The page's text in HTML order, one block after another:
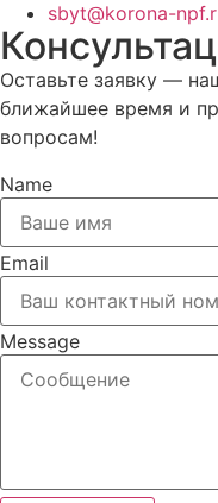
sbyt@korona-
Оставьте заявку —
ближайшее время и
вопросам!
Name
Email
Message